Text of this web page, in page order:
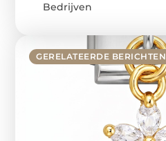
GERELATEERDE BERICHTEN
Bedrijven